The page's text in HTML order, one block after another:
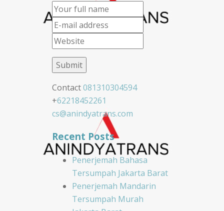
Contact081310304594
+62218452261
cs@anindyatrans.com
Recent Posts
Penerjemah Bahasa
Tersumpah Jakarta Barat
Penerjemah Mandarin
Tersumpah Murah